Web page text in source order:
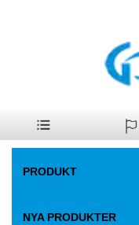
PRODUKT
NYA PRODUKTER